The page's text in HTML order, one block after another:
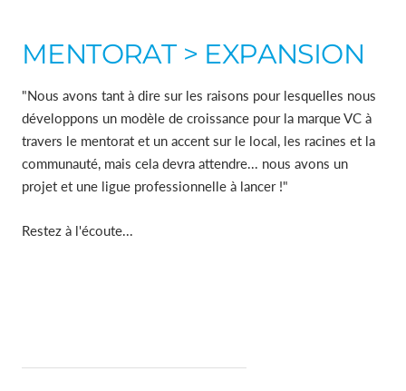
MENTORAT > EXPANSION
"Nous avons tant à dire sur les raisons pour lesquelles nous
développons un modèle de croissance pour la marque VC à
travers le mentorat et un accent sur le local, les racines et la
communauté, mais cela devra attendre... nous avons un
projet et une ligue professionnelle à lancer !"
Restez à l'écoute...